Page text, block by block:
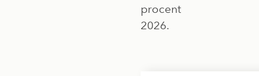
procent
2026.